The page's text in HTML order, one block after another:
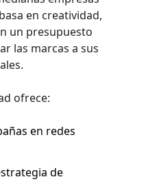
en creatividad,
un presupuesto
las marcas a sus
ofrece:
en redes
de